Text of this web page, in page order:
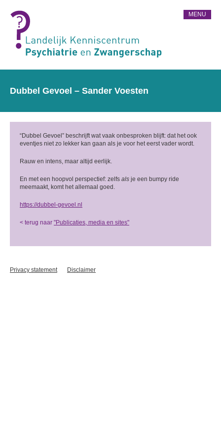
MENU
Dubbel Gevoel – Sander Voesten
“Dubbel Gevoel” beschrijft wat vaak onbesproken blijft: dat het ook
eventjes niet zo lekker kan gaan als je voor het eerst vader wordt.
Rauw en intens, maar altijd eerlijk.
En met een hoopvol perspectief: zelfs als je een bumpy ride
meemaakt, komt het allemaal goed.
https://dubbel-gevoel.nl
< terug naar "Publicaties, media en sites"
Privacy statement Disclaimer